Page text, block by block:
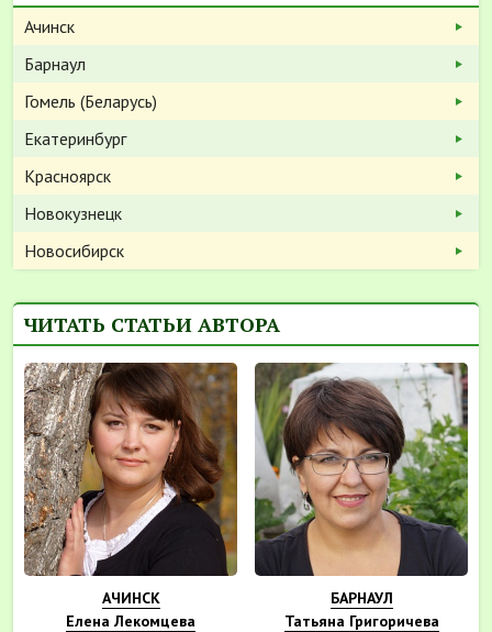
Ачинск
Барнаул
Гомель (Беларусь)
Екатеринбург
Красноярск
Новокузнецк
Новосибирск
ЧИТАТЬ СТАТЬИ АВТОРА
АЧИНСК
Елена Лекомцева
БАРНАУЛ
Татьяна Григоричева